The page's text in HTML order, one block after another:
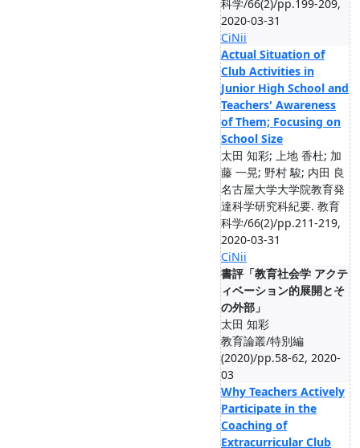
科学/66(2)/pp.199-209,
2020-03-31
CiNii
Actual Situation of
Club Activities in
Junior High School and
Teachers' Awareness
of Them; Focusing on
School Size
太田 知彩; 上地 香杜; 加
藤 一晃; 野村 駿; 内田 良
名古屋大学大学院教育発
達科学研究科紀要. 教育
科学/66(2)/pp.211-219,
2020-03-31
CiNii
書評「教育社会学 アクテ
ィベーション的展開とそ
の外部」
太田 知彩
教育論叢/特別編
(2020)/pp.58-62, 2020-
03
Why Teachers Actively
Participate in the
Coaching of
Extracurricular Club